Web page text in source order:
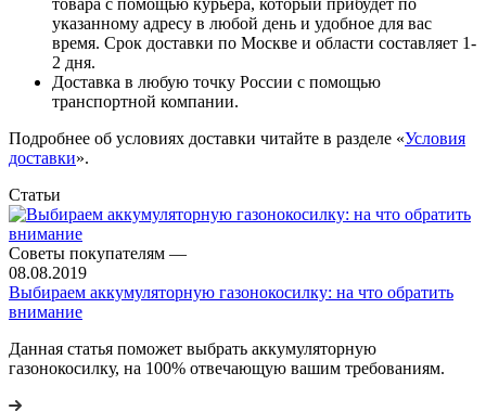
указанному адресу в любой день и удобное для вас
время. Срок доставки по Москве и области составляет 1-
2 дня.
Доставка в любую точку России с помощью
транспортной компании.
Подробнее об условиях доставки читайте в разделе «Условия
доставки».
Статьи
Советы покупателям —
08.08.2019
Выбираем аккумуляторную газонокосилку: на что обратить
внимание
Данная статья поможет выбрать аккумуляторную
газонокосилку, на 100% отвечающую вашим требованиям.